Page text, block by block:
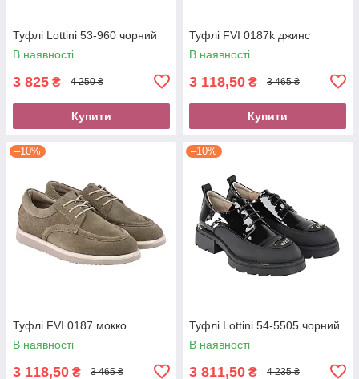
Туфлі Lottini 53-960 чорний
В наявності
3 825 ₴ 4 250 ₴
Купити
Туфлі FVI 0187k джинс
В наявності
3 118,50 ₴ 3 465 ₴
Купити
–10%
Туфлі FVI 0187 мокко
В наявності
3 118,50 ₴ 3 465 ₴
–10%
Туфлі Lottini 54-5505 чорний
В наявності
3 811,50 ₴ 4 235 ₴